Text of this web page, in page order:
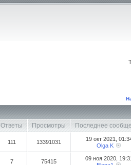
Ответы Просмотры
Последнее
111 13391031
19 окт 2021,
Olga K
7 75415
09 ноя 2020,